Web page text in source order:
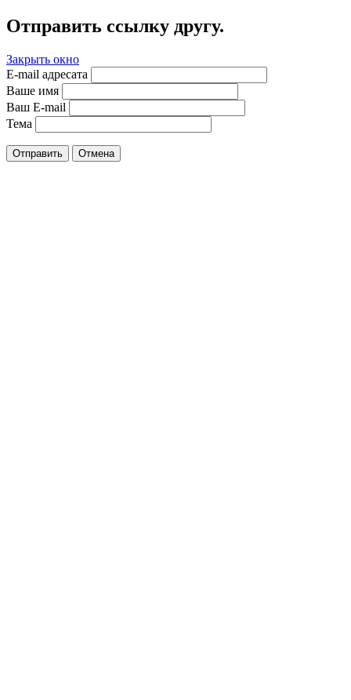
Отправить ссылку другу.
Закрыть окно
E-mail адресата
Ваше имя
Ваш E-mail
Тема
Отправить Отмена